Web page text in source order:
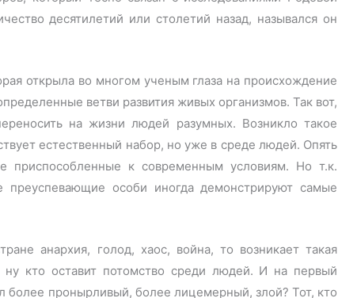
десятилетий или столетий назад, назывался он
открыла во многом ученым глаза на происхождение
ветви развития живых организмов. Так вот,
на жизни людей разумных. Возникло такое
естественный набор, но уже в среде людей. Опять
к современным условиям. Но т.к.
преуспевающие особи иногда демонстрируют самые
анархия, голод, хаос, война, то возникает такая
кто оставит потомство среди людей. И на первый
более пронырливый, более лицемерный, злой? Тот, кто